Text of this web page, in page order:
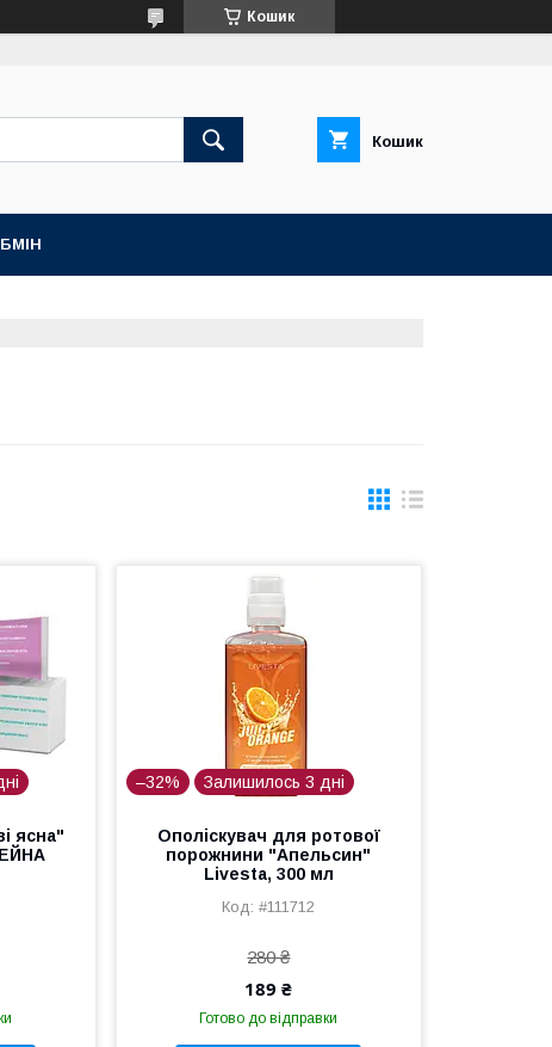
Кошик
Кошик
ясна"
–32% Залишилось 3 дні
Ополіскувач для ротової
порожнини "Апельсин"
Livesta, 300 мл
#111712
280 ₴
189 ₴
Готово до відправки